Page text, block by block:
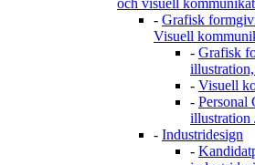
- Grafisk
Visuell
- Grafisk
- Visuell
- Personal
illustration
- Industridesign
-